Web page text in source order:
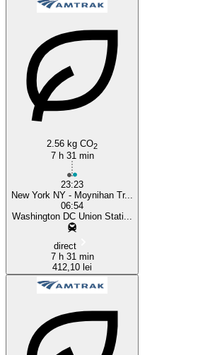
Washington, DC
2.56 kg CO2
7 h 31 min
23:23
New York NY - Moynihan Tr...
06:54
Washington DC Union Stati...
direct
7 h 31 min
412,10 lei